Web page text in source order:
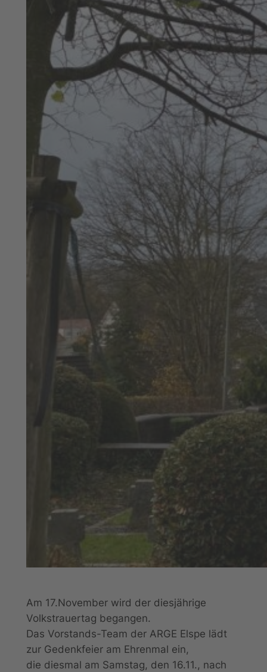
Am 17.November wird der diesjährige
Volkstrauertag begangen.
Das Vorstands-Team der ARGE Elspe lädt
zur Gedenkfeier am Ehrenmal ein,
die diesmal am Samstag, den 16.11., nach